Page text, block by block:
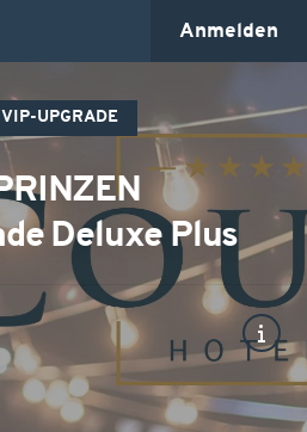
Anmelden
VIP-UPGRADE
Deluxe Plus